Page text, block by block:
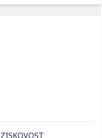
ZISKOVOST